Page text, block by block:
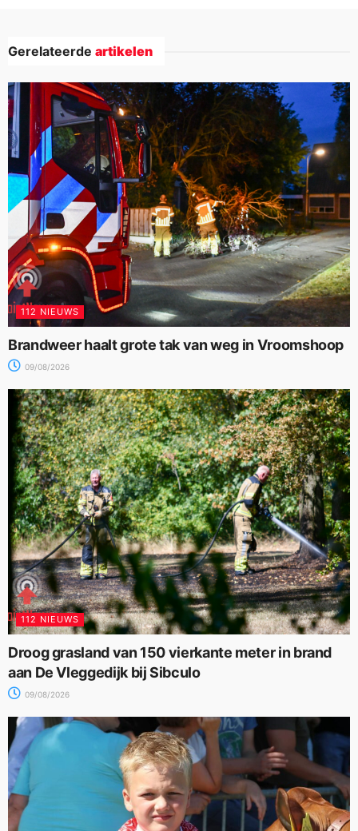
Gerelateerde artikelen
112 NIEUWS
Brandweer haalt grote tak van weg in Vroomshoop
09/08/2026
112 NIEUWS
Droog grasland van 150 vierkante meter in brand
aan De Vleggedijk bij Sibculo
09/08/2026